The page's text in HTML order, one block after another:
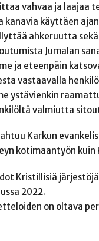
vahvaa ja laajaa
kanavia käyttäen
ahkeruutta
Jumalan
ja eteenpäin
vastaavalla
ystävienkin
valmiutta
Karkun
kotimaantyön
Kristillisiä
2022.
on oltava